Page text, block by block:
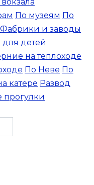
По музеям По
Фабрики и заводы
детей
на теплоходе
По Неве По
катере Развод
прогулки